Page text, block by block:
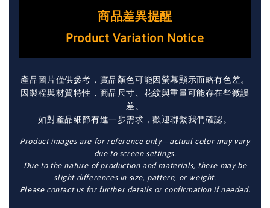
商品差異提醒
Product Variation Notice
產品圖片僅供參考，實品顏色可能因螢幕顯示而略有色差。
因製程與材質特性，商品尺寸、花紋與重量可能存在些微誤
差。
如對產品細節有進一步需求，歡迎聯繫我們確認。
Product images are for reference only—actual color may vary
due to screen settings.
Due to the nature of production and materials, there may be
slight differences in size, pattern, or weight.
Please contact us for further details or confirmation if needed.